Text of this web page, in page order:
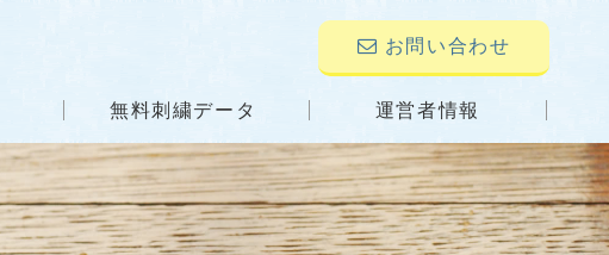
お問い合わせ
無料刺繍データ 運営者情報